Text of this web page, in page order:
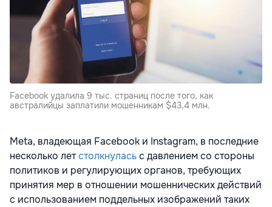
Facebook удалила 9 тыс. страниц после того, как
австралийцы заплатили мошенникам $43,4 млн.
Meta, владеющая Facebook и Instagram, в последние
несколько летстолкнуласьс давлением со стороны
политиков и регулирующих органов, требующих
принятия мер в отношении мошеннических действий
с использованием поддельных изображений таких